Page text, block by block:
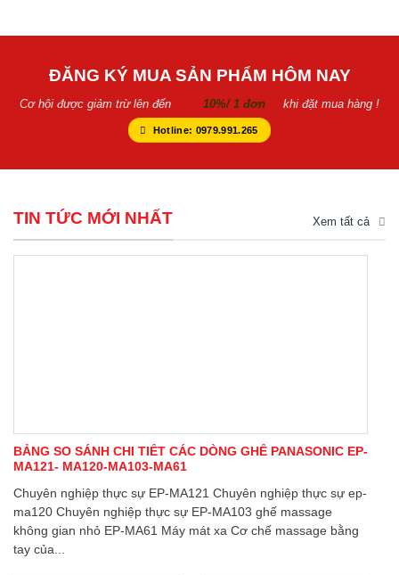
ĐĂNG KÝ MUA SẢN PHẨM HÔM NAY
Cơ hội được giảm trừ lên đến 10%/ 1 đơn khi đặt mua hàng !
Hotline: 0979.991.265
TIN TỨC MỚI NHẤT Xem tất cả
BẢNG SO SÁNH CHI TIẾT CÁC DÒNG GHẾ PANASONIC EP-
MA121- MA120-MA103-MA61
Chuyên nghiệp thực sự EP-MA121 Chuyên nghiệp thực sự ep-
ma120 Chuyên nghiệp thực sự EP-MA103 ghế massage
không gian nhỏ EP-MA61 Máy mát xa Cơ chế massage bằng
tay của...